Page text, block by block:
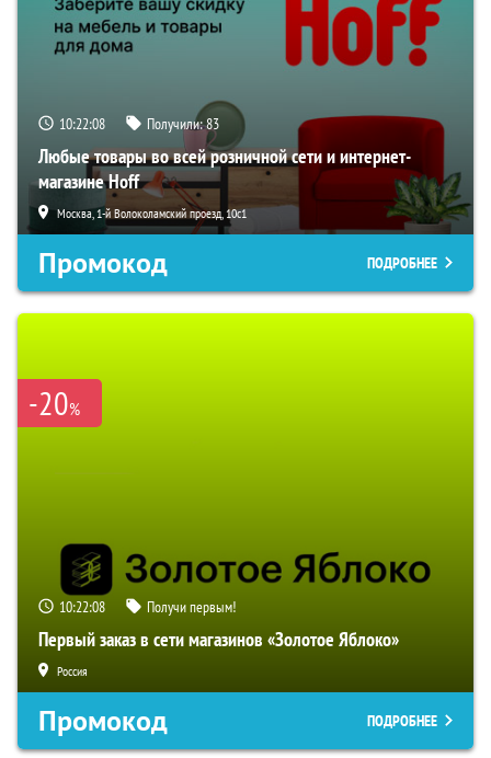
10:22:07 Получили:83
Любые товары во всей розничной сети и интернет-
магазине Hoff
Москва, 1-й Волоколамский проезд, 10с1
Промокод ПОДРОБНЕЕ
-20%
10:22:07 Получи первым!
Первый заказ в сети магазинов «Золотое Яблоко»
Россия
Промокод ПОДРОБНЕЕ